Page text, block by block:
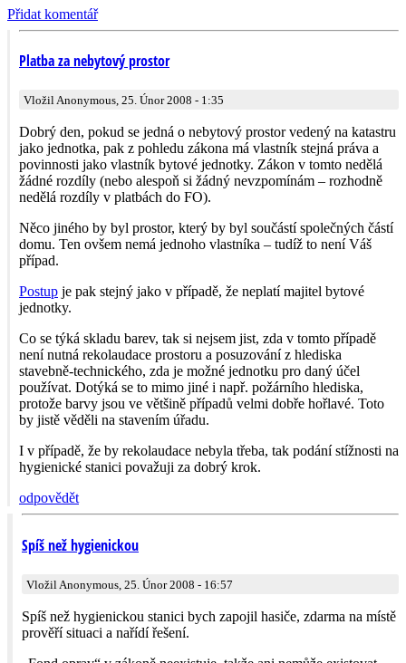
Přidat komentář
Platba za nebytový prostor
Vložil Anonymous, 25. Únor 2008 - 1:35
Dobrý den, pokud se jedná o nebytový prostor vedený na katastru
jako jednotka, pak z pohledu zákona má vlastník stejná práva a
povinnosti jako vlastník bytové jednotky. Zákon v tomto nedělá
žádné rozdíly (nebo alespoň si žádný nevzpomínám – rozhodně
nedělá rozdíly v platbách do FO).
Něco jiného by byl prostor, který by byl součástí společných částí
domu. Ten ovšem nemá jednoho vlastníka – tudíž to není Váš
případ.
Postup je pak stejný jako v případě, že neplatí majitel bytové
jednotky.
Co se týká skladu barev, tak si nejsem jist, zda v tomto případě
není nutná rekolaudace prostoru a posuzování z hlediska
stavebně-technického, zda je možné jednotku pro daný účel
používat. Dotýká se to mimo jiné i např. požárního hlediska,
protože barvy jsou ve většině případů velmi dobře hořlavé. Toto
by jistě věděli na stavením úřadu.
I v případě, že by rekolaudace nebyla třeba, tak podání stížnosti na
hygienické stanici považuji za dobrý krok.
odpovědět
Spíš než hygienickou
Vložil Anonymous, 25. Únor 2008 - 16:57
Spíš než hygienickou stanici bych zapojil hasiče, zdarma na místě
prověří situaci a nařídí řešení.